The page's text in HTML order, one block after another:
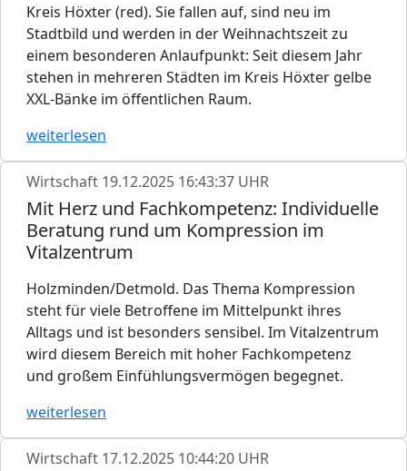
Kreis Höxter (red). Sie fallen auf, sind neu im
Stadtbild und werden in der Weihnachtszeit zu
einem besonderen Anlaufpunkt: Seit diesem Jahr
stehen in mehreren Städten im Kreis Höxter gelbe
XXL-Bänke im öffentlichen Raum.
weiterlesen
Wirtschaft 19.12.2025 16:43:37 UHR
Mit Herz und Fachkompetenz: Individuelle
Beratung rund um Kompression im
Vitalzentrum
Holzminden/Detmold. Das Thema Kompression
steht für viele Betroffene im Mittelpunkt ihres
Alltags und ist besonders sensibel. Im Vitalzentrum
wird diesem Bereich mit hoher Fachkompetenz
und großem Einfühlungsvermögen begegnet.
weiterlesen
Wirtschaft 17.12.2025 10:44:20 UHR